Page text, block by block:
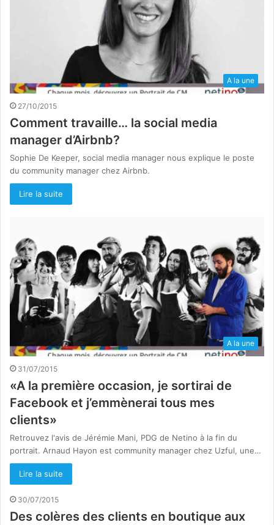
A la une
27/10/2015
Comment travaille… la social media
manager d’Airbnb?
Sophie De Keeper, social media manager nous explique le poste
du community manager chez Airbnb.
Lire la suite
A la une
31/07/2015
«A la première occasion, je sortirai de
Facebook et j’emmènerai tous mes
clients»
Retrouvez l'avis de Jérémie Mani, PDG de Netino à la fin du
portrait. Arnaud Hayon est community manager chez Uzful, une…
Lire la suite
30/07/2015
Des colères des clients en boutique aux